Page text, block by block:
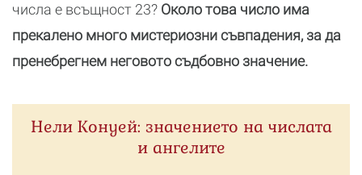
числа е всъщност 23? Около това число има
прекалено много мистериозни съвпадения, за да
пренебрегнем неговото съдбовно значение.
Нели Конуей: значението на числата
и ангелите